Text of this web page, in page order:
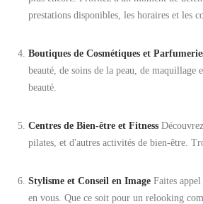
prestations disponibles, les horaires et les
Boutiques de Cosmétiques et
beauté, de soins de la peau, de maquillage
beauté.
Centres de Bien-être et Fitness
pilates, et d'autres activités de bien-être.
Stylisme et Conseil en Image Faites
en vous. Que ce soit pour un relooking